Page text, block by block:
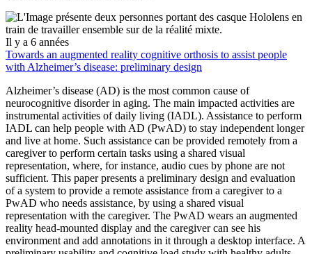
Il y a 6 années
Towards an augmented reality cognitive orthosis to assist people
with Alzheimer’s disease: preliminary design
Alzheimer’s disease (AD) is the most common cause of
neurocognitive disorder in aging. The main impacted activities are
instrumental activities of daily living (IADL). Assistance to perform
IADL can help people with AD (PwAD) to stay independent longer
and live at home. Such assistance can be provided remotely from a
caregiver to perform certain tasks using a shared visual
representation, where, for instance, audio cues by phone are not
sufficient. This paper presents a preliminary design and evaluation
of a system to provide a remote assistance from a caregiver to a
PwAD who needs assistance, by using a shared visual
representation with the caregiver. The PwAD wears an augmented
reality head-mounted display and the caregiver can see his
environment and add annotations in it through a desktop interface. A